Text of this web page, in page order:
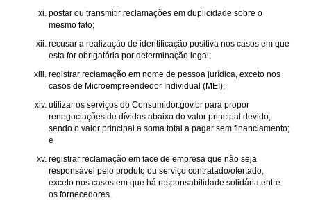
postar ou transmitir reclamações em duplicidade sobre o
mesmo fato;
recusar a realização de identificação positiva nos casos em que
esta for obrigatória por determinação legal;
registrar reclamação em nome de pessoa jurídica, exceto nos
casos de Microempreendedor Individual (MEI);
utilizar os serviços do Consumidor.gov.br para propor
renegociações de dívidas abaixo do valor principal devido,
sendo o valor principal a soma total a pagar sem financiamento;
e
registrar reclamação em face de empresa que não seja
responsável pelo produto ou serviço contratado/ofertado,
exceto nos casos em que há responsabilidade solidária entre
os fornecedores.